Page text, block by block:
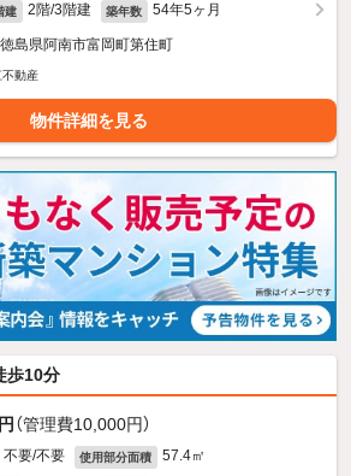
建 2階/3階建 築年数 54年5ヶ月
徳島県阿南市富岡町第住町
不動産
物件詳細を見る
歩10分
（管理費10,000円）
不要/不要 使用部分面積 57.4㎡